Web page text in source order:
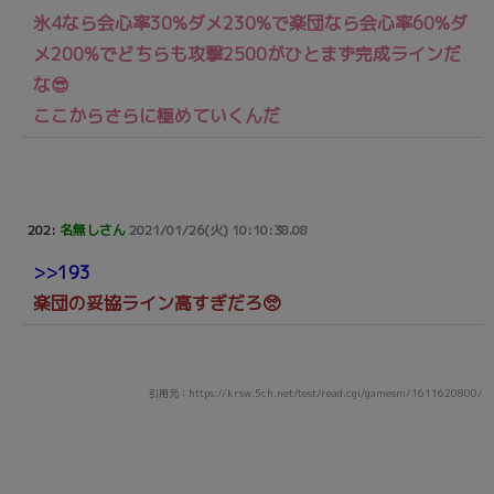
氷4なら会心率30%ダメ230%で楽団なら会心率60%ダ
メ200%でどちらも攻撃2500がひとまず完成ラインだ
な😎
ここからさらに極めていくんだ
202: 名無しさん2021/01/26(火) 10:10:38.08
>>193
楽団の妥協ライン高すぎだろ🥺
引用元：https://krsw.5ch.net/test/read.cgi/gamesm/1611620800/